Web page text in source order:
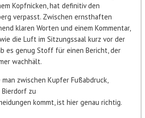
Kopfnicken, hat definitiv den
verpasst. Zwischen ernsthaften
klaren Worten und einem Kommentar,
die Luft im Sitzungssaal kurz vor der
es genug Stoff für einen Bericht, der
wachhält.
zwischen Kupfer Fußabdruck,
zu
kommt, ist hier genau richtig.